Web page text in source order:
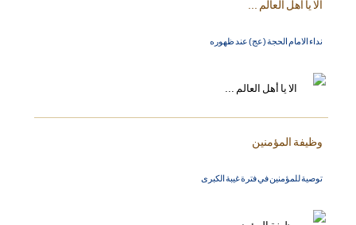
الا يا أهل العالم ...
نداء الامام الحجة (عج) عند ظهوره
وظيفة المؤمنين
توصية للمؤمنين في فترة غيبة الكبرى